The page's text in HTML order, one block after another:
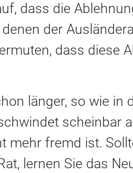
dass die
der
dass diese
länger, so wie
scheinbar
mehr fremd ist.
lernen Sie das